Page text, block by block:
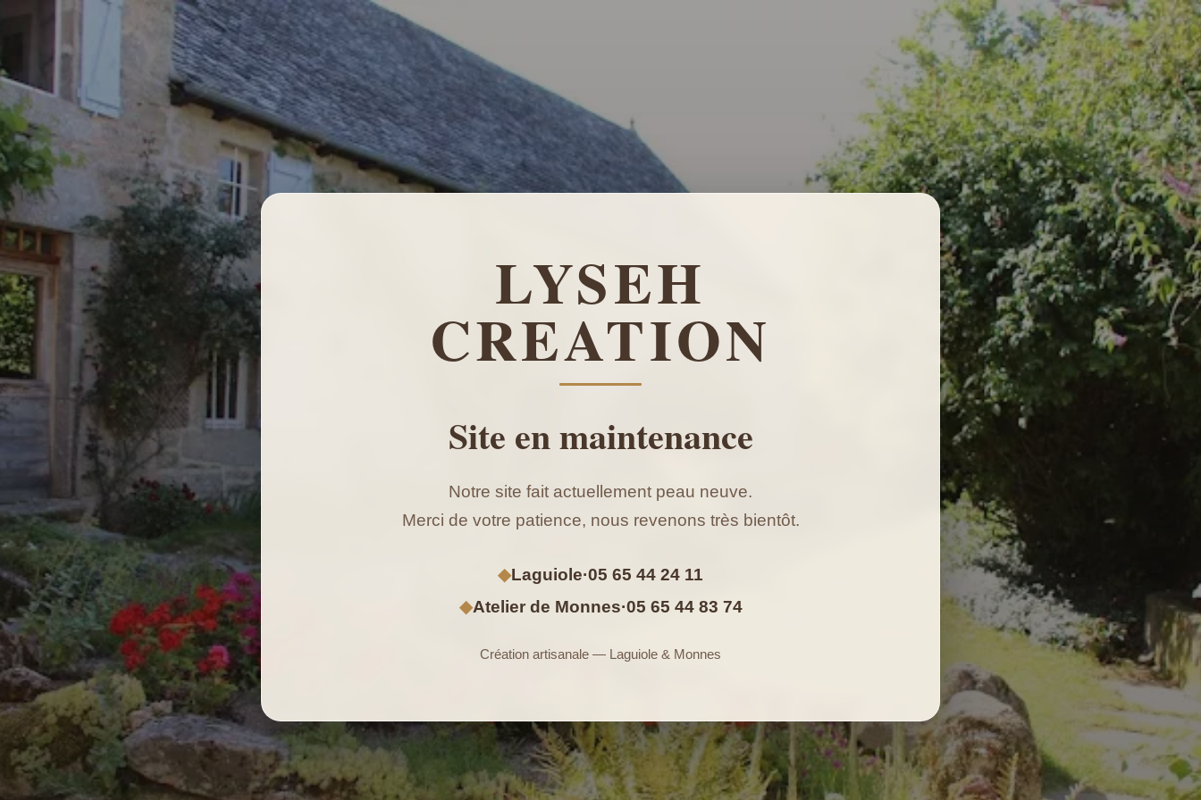
LYSEH
CREATION
Site en maintenance
Notre site fait actuellement peau neuve.
Merci de votre patience, nous revenons très bientôt.
◆Laguiole·05 65 44 24 11
◆Atelier de Monnes·05 65 44 83 74
Création artisanale — Laguiole & Monnes